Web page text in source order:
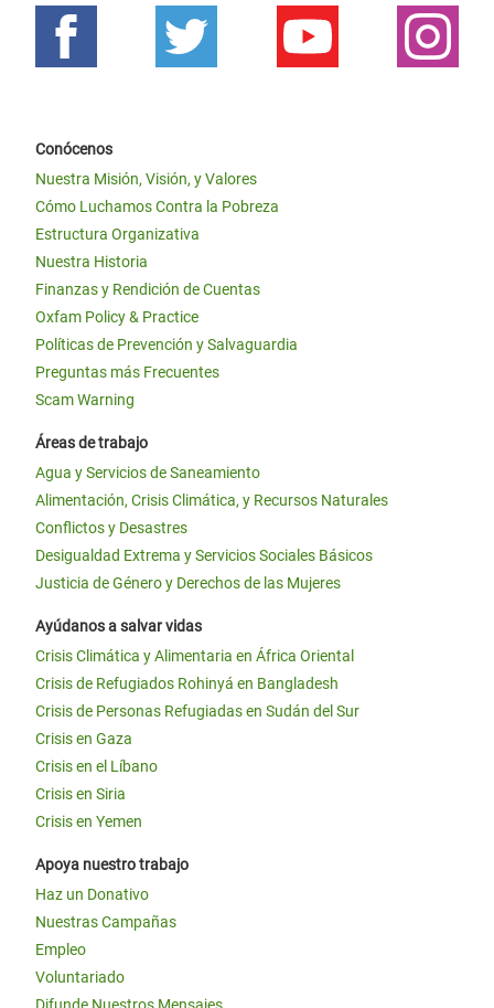
Conócenos
Nuestra Misión, Visión, y Valores
Cómo Luchamos Contra la Pobreza
Estructura Organizativa
Nuestra Historia
Finanzas y Rendición de Cuentas
Oxfam Policy & Practice
Políticas de Prevención y Salvaguardia
Preguntas más Frecuentes
Scam Warning
Áreas de trabajo
Agua y Servicios de Saneamiento
Alimentación, Crisis Climática, y Recursos Naturales
Conflictos y Desastres
Desigualdad Extrema y Servicios Sociales Básicos
Justicia de Género y Derechos de las Mujeres
Ayúdanos a salvar vidas
Crisis Climática y Alimentaria en África Oriental
Crisis de Refugiados Rohinyá en Bangladesh
Crisis de Personas Refugiadas en Sudán del Sur
Crisis en Gaza
Crisis en el Líbano
Crisis en Siria
Crisis en Yemen
Apoya nuestro trabajo
Haz un Donativo
Nuestras Campañas
Empleo
Voluntariado